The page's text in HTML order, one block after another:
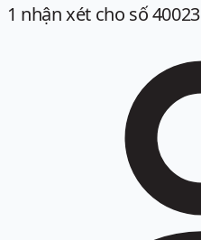
1 nhận xét cho số 40023